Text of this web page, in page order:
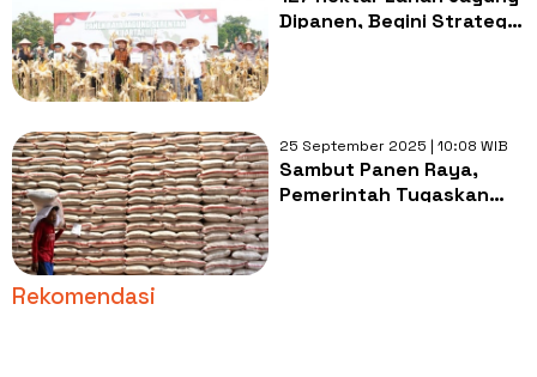
Dipanen, Begini Strategi
25 September 2025 | 10:08 WIB
Sambut Panen Raya,
Pemerintah Tugaskan
Rekomendasi